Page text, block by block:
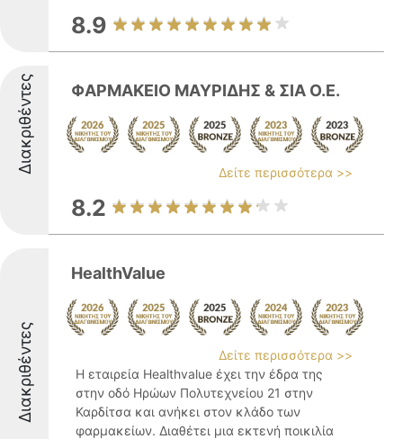
8.9
Διακριθέντες ΦΑΡΜΑΚΕΙΟ ΜΑΥΡΙΔΗΣ & ΣΙΑ Ο.Ε.
Δείτε περισσότερα >>
8.2
Διακριθέντες
HealthValue
Δείτε περισσότερα >>
Η εταιρεία Healthvalue έχει την έδρα της
στην οδό Ηρώων Πολυτεχνείου 21 στην
Καρδίτσα και ανήκει στον κλάδο των
φαρμακείων. Διαθέτει μια εκτενή ποικιλία